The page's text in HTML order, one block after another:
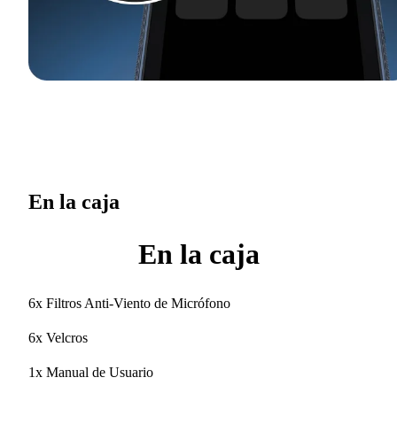
En la caja
En la caja
6x Filtros Anti-Viento de Micrófono
6x Velcros
1x Manual de Usuario